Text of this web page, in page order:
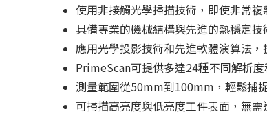
使用非接觸光學掃描技術，即使非常
具備專業的機械結構與先進的熱穩定
應用光學投影技術和先進軟體演算法，
PrimeScan可提供多達24種不同解析
測量範圍從50mm到100mm，輕鬆捕
可掃描高亮度與低亮度工件表面，無